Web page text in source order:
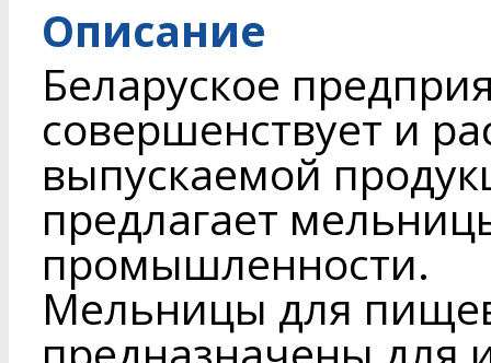
Описание
Беларуское
совершенствует и
выпускаемой
предлагает
промышленности.
Мельницы для